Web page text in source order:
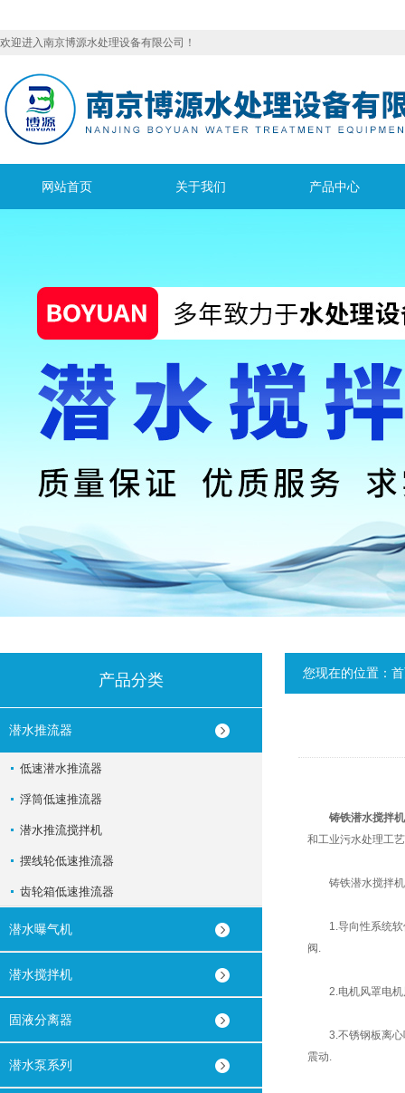
欢迎进入南京博源水处理设备有限公司！
网站首页 关于我们 产品中心
产品分类
潜水推流器
低速潜水推流器
浮筒低速推流器
潜水推流搅拌机
摆线轮低速推流器
齿轮箱低速推流器
潜水曝气机
潜水搅拌机
固液分离器
潜水泵系列
您现在的位置：
铸铁潜水搅拌机
和工业污水处理工
铸铁潜水搅拌机
1.导向性系统软件
阀.
2.电机风罩电机
3.不锈钢板离心叶
震动.